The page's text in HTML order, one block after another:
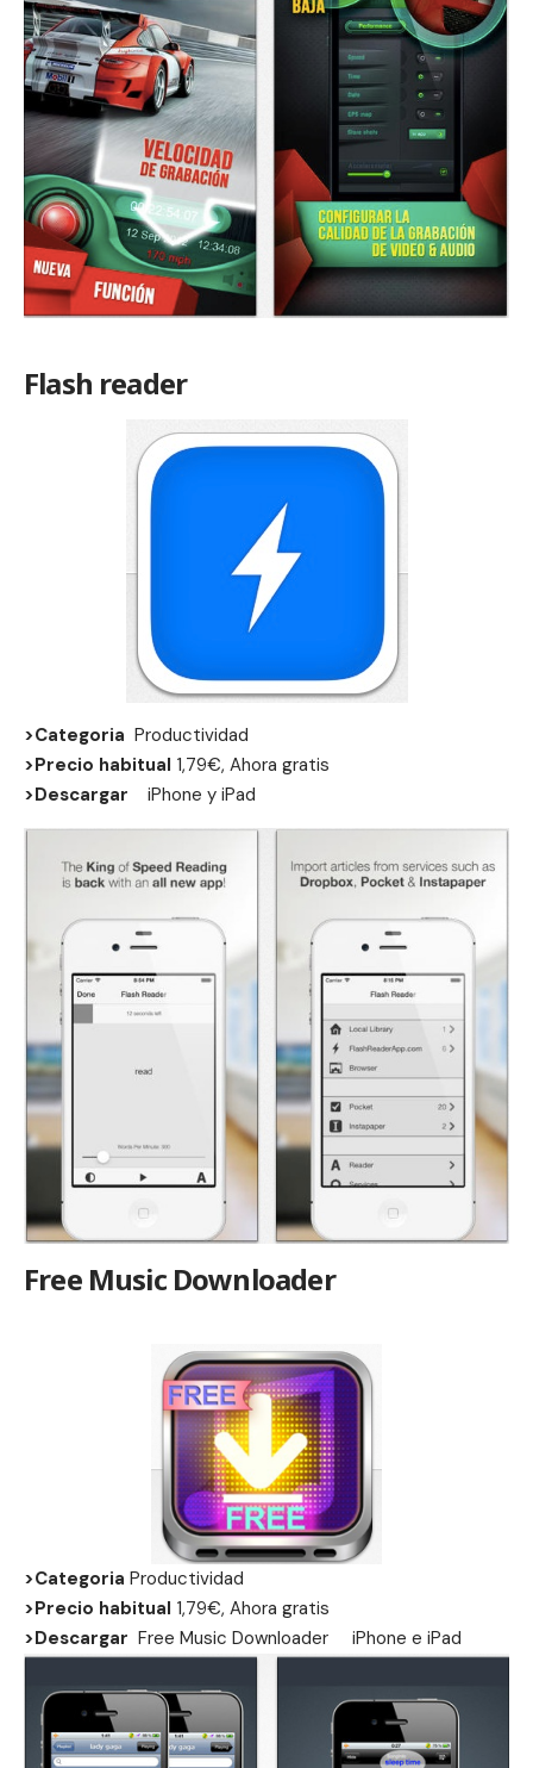
Flash reader
>Categoria Productividad
>Precio habitual 1,79€, Ahora gratis
>Descargar iPhone y iPad
Free Music Downloader
>Categoria Productividad
>Precio habitual 1,79€, Ahora gratis
>Descargar Free Music Downloader iPhone e iPad